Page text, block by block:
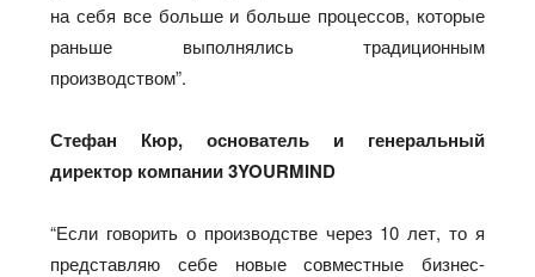
на себя все больше и больше процессов, которые
раньше выполнялись традиционным
производством”.
Стефан Кюр, основатель и генеральный
директор компании 3YOURMIND
“Если говорить о производстве через 10 лет, то я
представляю себе новые совместные бизнес-